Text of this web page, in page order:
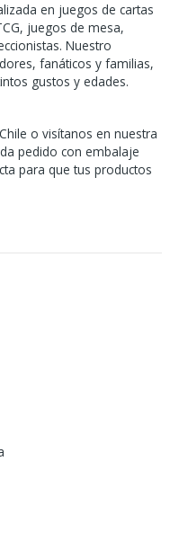
en juegos de cartas
juegos de mesa,
Nuestro
fanáticos y familias,
gustos y edades.
o visítanos en nuestra
pedido con embalaje
para que tus productos